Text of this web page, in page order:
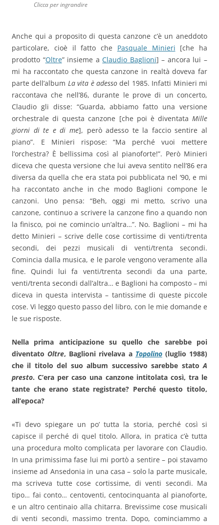
Clicca per ingrandire
Anche qui a proposito di questa canzone c’è un aneddoto
particolare, cioè il fatto che Pasquale Minieri [che ha
prodotto “Oltre” insieme aClaudio Baglioni] – ancora lui –
mi ha raccontato che questa canzone in realtà doveva far
parte dell’album La vita è adesso del 1985. Infatti Minieri mi
raccontava che nell’86, durante le prove di un concerto,
Claudio gli disse: “Guarda, abbiamo fatto una versione
orchestrale di questa canzone [che poi è diventata Mille
giorni di te e di me], però adesso te la faccio sentire al
piano”. E Minieri rispose: “Ma perché vuoi mettere
l’orchestra? È bellissima così al pianoforte!”. Però Minieri
diceva che questa versione che lui aveva sentito nell’86 era
diversa da quella che era stata poi pubblicata nel ’90, e mi
ha raccontato anche in che modo Baglioni compone le
canzoni. Uno pensa: “Beh, oggi mi metto, scrivo una
canzone, continuo a scrivere la canzone fino a quando non
la finisco, poi ne comincio un’altra…”. No. Baglioni – mi ha
detto Minieri – scrive delle cose cortissime di venti/trenta
secondi, dei pezzi musicali di venti/trenta secondi.
Comincia dalla musica, e le parole vengono veramente alla
fine. Quindi lui fa venti/trenta secondi da una parte,
venti/trenta secondi dall’altra… e Baglioni ha composto – mi
diceva in questa intervista – tantissime di queste piccole
cose. Vi leggo questo passo del libro, con le mie domande e
le sue risposte.
Nella prima anticipazione su quello che sarebbe poi
diventatoOltre, Baglioni rivelava a Topolino(luglio 1988)
che il titolo del suo album successivo sarebbe statoA
presto. C’era per caso una canzone intitolata così, tra le
tante che erano state registrate? Perché questo titolo,
all’epoca?
«Ti devo spiegare un po’ tutta la storia, perché così si
capisce il perché di quel titolo. Allora, in pratica c’è tutta
una procedura molto complicata per lavorare con Claudio.
In una primissima fase lui mi portò a sentire – poi stavamo
insieme ad Ansedonia in una casa – solo la parte musicale,
ma scriveva tutte cose cortissime, di venti secondi. Ma
tipo… fai conto… centoventi, centocinquanta al pianoforte,
e un altro centinaio alla chitarra. Brevissime cose musicali
di venti secondi, massimo trenta. Dopo, cominciammo a